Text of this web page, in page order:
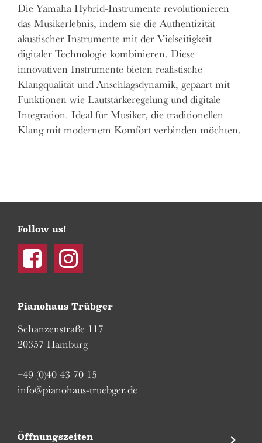
Die Yamaha Hybrid-Instrumente revolutionieren
das Musikerlebnis, indem sie die Authentizität
akustischer Instrumente mit der Vielseitigkeit
digitaler Technologie kombinieren. Diese
innovativen Instrumente bieten realistische
Klangqualität und Anschlagsdynamik, gepaart mit
Funktionen wie Lautstärkeregelung und digitale
Integration. Ideal für Musiker, die traditionellen
Klang mit modernem Komfort verbinden möchten.
Pianohaus Trübger
Schanzenstraße 117
20357 Hamburg
+49 (0)40 43 70 15
info@pianohaus-truebger.de
Follow us!
Facebook Instagram
Öffnungszeiten